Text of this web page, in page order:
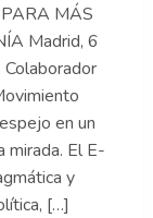
MÁS
Madrid, 6
en un
mirada. El E-
y
[…]